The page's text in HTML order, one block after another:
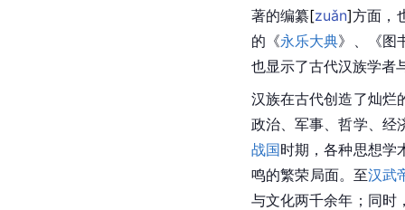
著的编纂[zuǎn]方面，
的《永乐大典》、《图
也显示了古代汉族学者
汉族在古代创造了灿烂
政治、军事、哲学、经
战国时期，各种思想学
鸣的繁荣局面。至汉武
与文化两千余年；同时